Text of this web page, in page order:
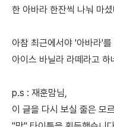
한 아바라 한잔씩 나눠 마
아참 최근에서야 '아바라'를
아이스 바닐라 라떼라고
p.s : 재훈맘님,
이 글을 다시 보실 줄은 모